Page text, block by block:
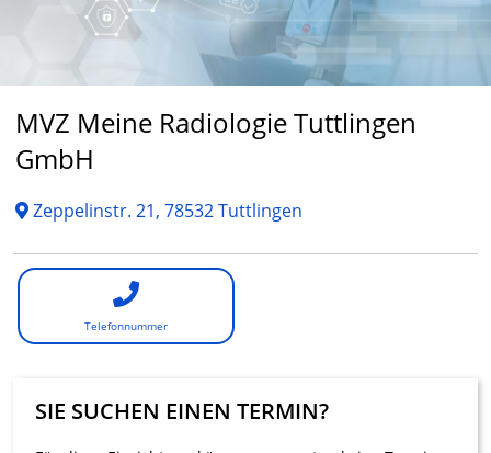
Finden
MVZ Meine Radiologie Tuttlingen
GmbH
Zeppelinstr. 21, 78532 Tuttlingen
Telefonnummer
SIE SUCHEN EINEN TERMIN?